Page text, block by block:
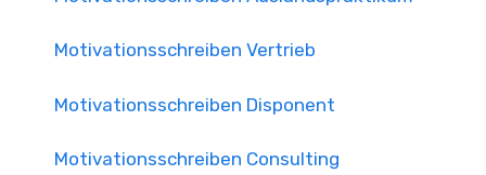
Motivationsschreiben Vertrieb
Motivationsschreiben Disponent
Motivationsschreiben Consulting